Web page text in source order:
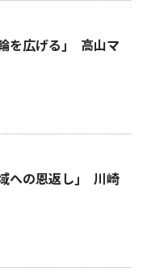
を広げる｣ 高山マ
への恩返し｣ 川崎